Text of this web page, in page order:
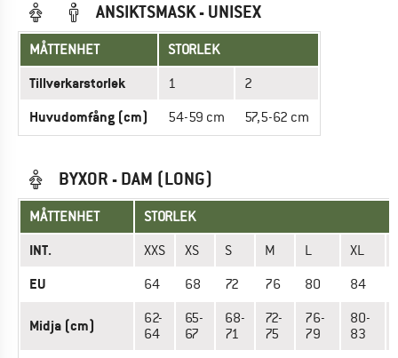
ANSIKTSMASK - UNISEX
MÅTTENHET STORLEK
Tillverkarstorlek 1 2
Huvudomfång (cm) 54-59 cm 57,5-62 cm
BYXOR - DAM (LONG)
MÅTTENHET STORLEK
INT. XXS XS S M L XL
EU 64 68 72 76 80 84
Midja (cm)
62-
64
65-
67
68-
71
72-
75
76-
79
80-
83